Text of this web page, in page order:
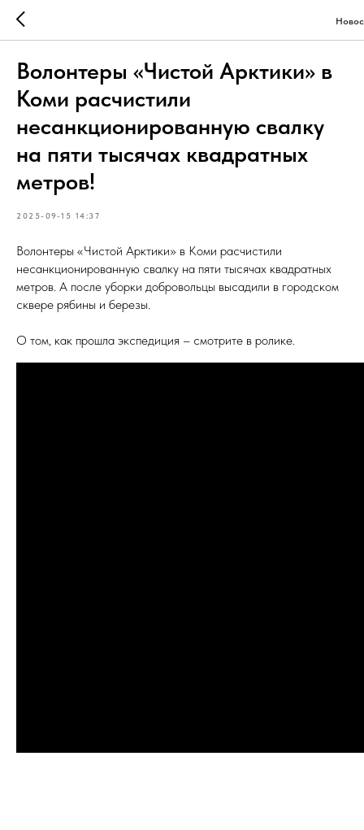
Волонтеры «Чистой Арктики» в
Коми расчистили
несанкционированную свалку
на пяти тысячах квадратных
метров!
2025-09-15 14:37
Волонтеры «Чистой Арктики» в Коми расчистили
несанкционированную свалку на пяти тысячах квадратных
метров. А после уборки добровольцы высадили в городском
сквере рябины и березы.
О том, как прошла экспедиция – смотрите в ролике.